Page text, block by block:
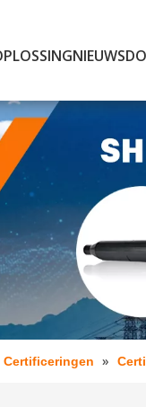
NIEUWS
Certificeringen »